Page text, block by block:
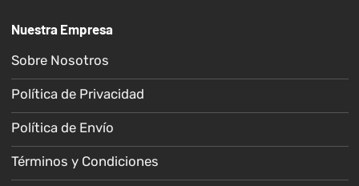
Nuestra Empresa
Sobre Nosotros
Política de Privacidad
Política de Envío
Términos y Condiciones